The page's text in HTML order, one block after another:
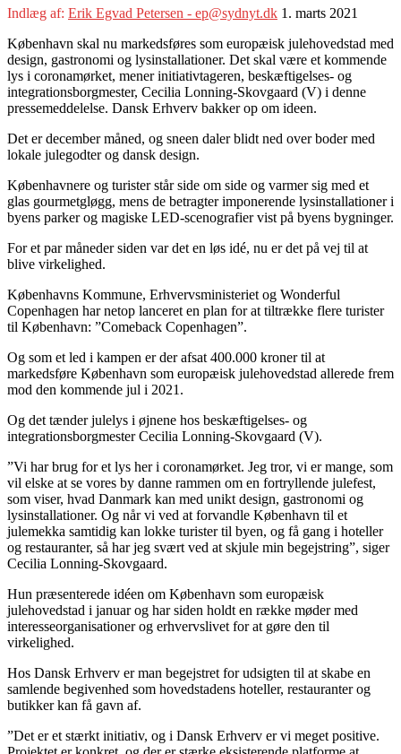
Indlæg af: Erik Egvad Petersen - ep@sydnyt.dk 1. marts 2021
København skal nu markedsføres som europæisk julehovedstad med
design, gastronomi og lysinstallationer. Det skal være et kommende
lys i coronamørket, mener initiativtageren, beskæftigelses- og
integrationsborgmester, Cecilia Lonning-Skovgaard (V) i denne
pressemeddelelse. Dansk Erhverv bakker op om ideen.
Det er december måned, og sneen daler blidt ned over boder med
lokale julegodter og dansk design.
Københavnere og turister står side om side og varmer sig med et
glas gourmetgløgg, mens de betragter imponerende lysinstallationer i
byens parker og magiske LED-scenografier vist på byens bygninger.
For et par måneder siden var det en løs idé, nu er det på vej til at
blive virkelighed.
Københavns Kommune, Erhvervsministeriet og Wonderful
Copenhagen har netop lanceret en plan for at tiltrække flere turister
til København: ”Comeback Copenhagen”.
Og som et led i kampen er der afsat 400.000 kroner til at
markedsføre København som europæisk julehovedstad allerede frem
mod den kommende jul i 2021.
Og det tænder julelys i øjnene hos beskæftigelses- og
integrationsborgmester Cecilia Lonning-Skovgaard (V).
”Vi har brug for et lys her i coronamørket. Jeg tror, vi er mange, som
vil elske at se vores by danne rammen om en fortryllende julefest,
som viser, hvad Danmark kan med unikt design, gastronomi og
lysinstallationer. Og når vi ved at forvandle København til et
julemekka samtidig kan lokke turister til byen, og få gang i hoteller
og restauranter, så har jeg svært ved at skjule min begejstring”, siger
Cecilia Lonning-Skovgaard.
Hun præsenterede idéen om København som europæisk
julehovedstad i januar og har siden holdt en række møder med
interesseorganisationer og erhvervslivet for at gøre den til
virkelighed.
Hos Dansk Erhverv er man begejstret for udsigten til at skabe en
samlende begivenhed som hovedstadens hoteller, restauranter og
butikker kan få gavn af.
”Det er et stærkt initiativ, og i Dansk Erhverv er vi meget positive.